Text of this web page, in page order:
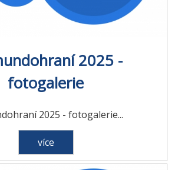
2025 -
fotogalerie
2025 - fotogalerie...
více